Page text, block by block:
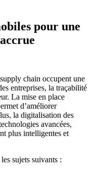
pour une
chain occupent une
entreprises, la traçabilité
La mise en place
d’améliorer
la digitalisation des
avancées,
plus intelligentes et
sujets suivants :